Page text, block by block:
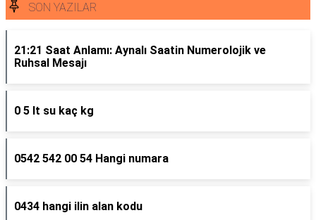
SON YAZILAR
21:21 Saat Anlamı: Aynalı Saatin Numerolojik ve
Ruhsal Mesajı
0 5 lt su kaç kg
0542 542 00 54 Hangi numara
0434 hangi ilin alan kodu